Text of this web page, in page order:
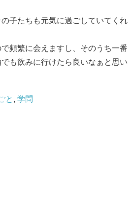
子たちも元気に過ごしていてくれ
頻繁に会えますし、そのうち一番
も飲みに行けたら良いなぁと思い
と, 学問